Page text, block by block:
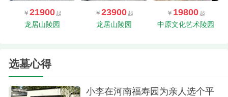
21900
龙居山陵园
23900
龙居山陵园
19800
中原文化艺术陵园
选墓心得
小李在河南福寿园为亲人选个平